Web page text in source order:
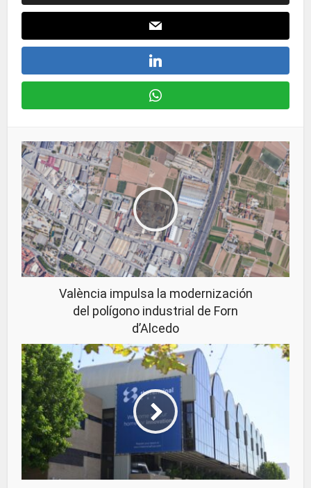
València impulsa la modernización
del polígono industrial de Forn
d’Alcedo